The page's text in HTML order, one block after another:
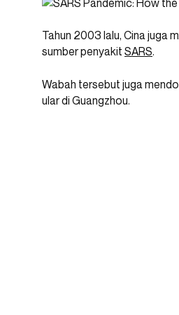
Tahun 2003 lalu, Cina juga
sumber penyakit SARS.
Wabah tersebut juga
ular di Guangzhou.